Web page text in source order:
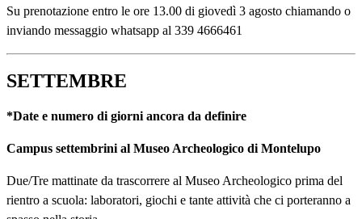
Su prenotazione entro le ore 13.00 di giovedì 3 agosto chiamando o
inviando messaggio whatsapp al 339 4666461
SETTEMBRE
*Date e numero di giorni ancora da definire
Campus settembrini al Museo Archeologico di Montelupo
Due/Tre mattinate da trascorrere al Museo Archeologico prima del
rientro a scuola: laboratori, giochi e tante attività che ci porteranno a